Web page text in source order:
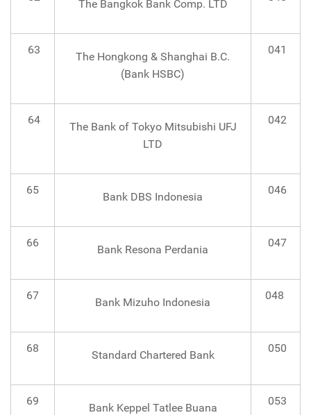
The Bangkok Bank Comp. LTD
63
The Hongkong & Shanghai B.C.
(Bank HSBC)
041
64
The Bank of Tokyo Mitsubishi UFJ
LTD
042
65
Bank DBS Indonesia
046
66
Bank Resona Perdania
047
67
Bank Mizuho Indonesia
048
68
Standard Chartered Bank
050
69
Bank Keppel Tatlee Buana
053